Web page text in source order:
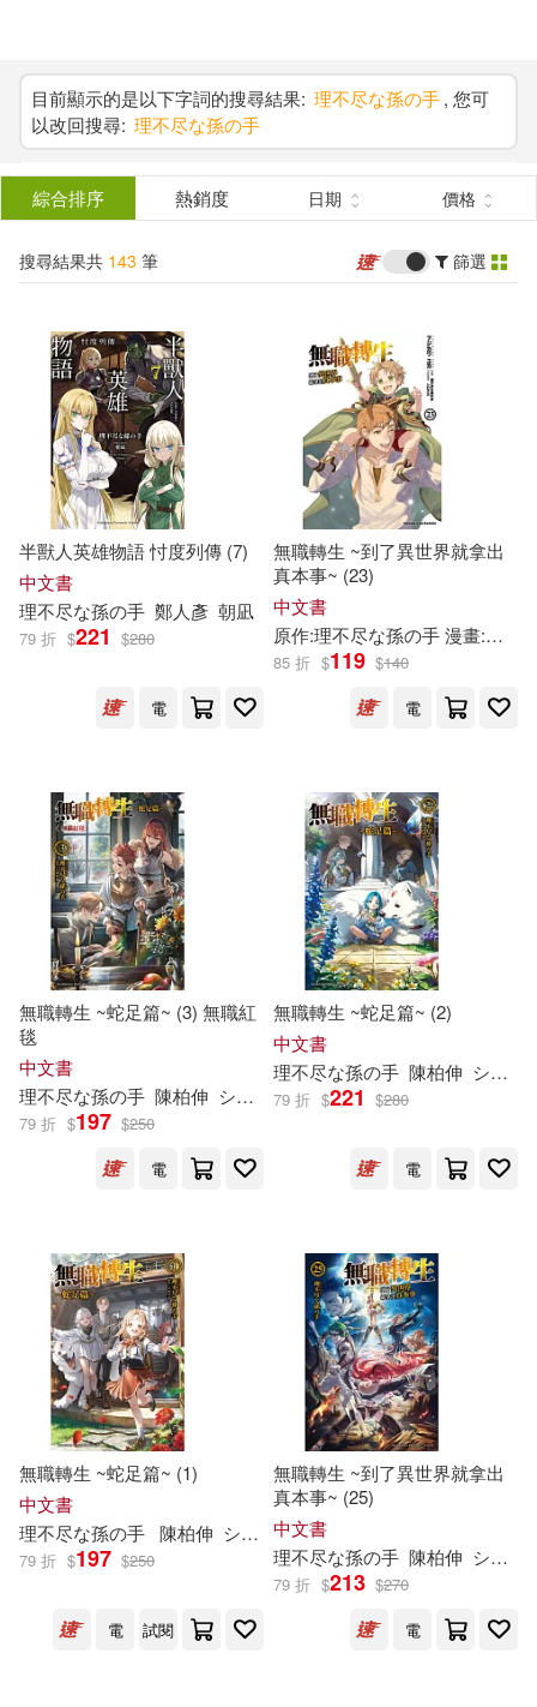
尋分類
作者 (可複選)
理不尽な孫の手(135)
シロタカ(51)
フジカワ ユカ(31)
理不尽な孫の手 (4)
米田和佐(3)
原作:理不尽な孫の手 漫畫:フジカ
ワ ユカ 角色原案:シロタカ(2)
フジカワ ユカ/漫畫(1)
原作:理不尽な孫の手(1)
日崖タケ(1)
理不尽な孫の手/原作(1)
展開
出版社 (可複選)
KADOKAWA(14) 青文(2)
KADOKAWA/メディアファクトリ
フロンティアワークス(1)
配送方式 (可複選)
可超商取貨(81)
可海外宅配(78)
可港澳店取(78)
可新加坡店取(78)
可菲律賓店取(78)
上市日期 (可複選)
目前顯示的是以下字詞的搜尋結果: 理不尽な孫の手, 您可
以改回搜尋: 理不尽な孫の手
綜合排序 熱銷度 日期 價格
搜尋結果共 143 筆 篩選
半獸人英雄物語 忖度列傳 (7)
中文書
理不尽な孫の手 鄭人彥 朝凪
79 折 $221 $280
電
無職轉生 ~到了異世界就拿出
真本事~ (23)
中文書
原作:理不尽な孫の手漫畫:フジカワ ユカ 角色原案:シロタカ
85 折 $119 $140
電
無職轉生 ~蛇足篇~ (3) 無職紅
毯
中文書
理不尽な孫の手 陳柏伸 シロタカ
79 折 $197 $250
電
無職轉生 ~蛇足篇~ (2)
中文書
理不尽な孫の手 陳柏伸 シロタカ
79 折 $221 $280
電
無職轉生 ~蛇足篇~ (1)
中文書
理不尽な孫の手 陳柏伸 シロタカ
79 折 $197 $250
電 試閱
無職轉生 ~到了異世界就拿出
真本事~ (25)
中文書
理不尽な孫の手 陳柏伸 シロタカ
79 折 $213 $270
電